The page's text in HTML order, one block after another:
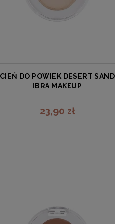
CIEŃ DO POWIEK DESERT SAND
IBRA MAKEUP
IBRA
23,90 zł